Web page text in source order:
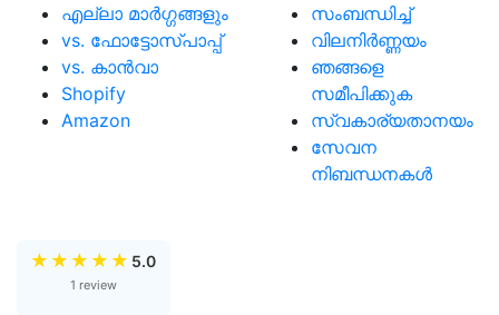
എല്ലാ മാര്‍ഗ്ഗങ്ങളും
vs. ഫോട്ടോസ്പാപ്പ്
vs. കാന്‍വാ
Shopify
Amazon
സംബന്ധിച്ച്
വിലനിർണ്ണയം
ഞങ്ങളെ
സമീപിക്കുക
സ്വകാര്യതാനയം
സേവന
നിബന്ധനകൾ
★ ★ ★ ★ ★ 5.0
1 review